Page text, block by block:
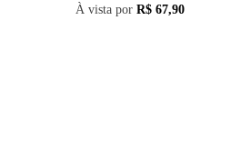
À vista por R$ 67,90